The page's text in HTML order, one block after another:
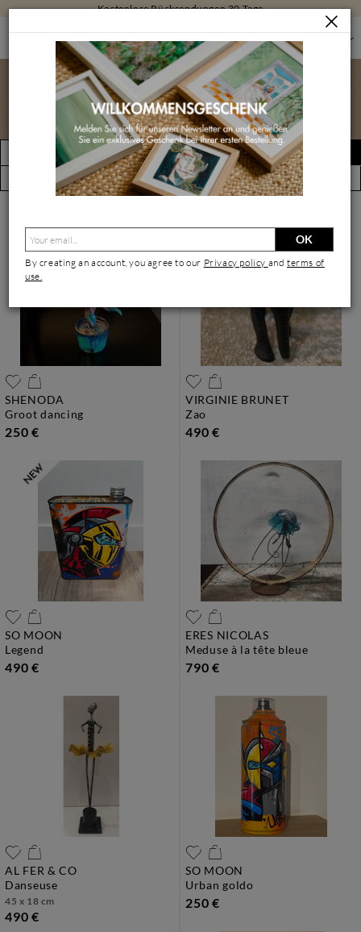
Kostenlose Rücksendungen 30 Tage
SKULPTUREN SKULPTUREN NACH GRÖSSE KLEINE SKULPTUREN
Kleine Skulpturen
FILTERN
(178 Kunstwerke)
Alert erstellen
Ansicht nach Künstler
SHENODA
groot dancing
250 €
VIRGINIE BRUNET
zao
490 €
SO MOON
legend
490 €
ERES NICOLAS
meduse à la tête bleue
790 €
AL FER & CO
danseuse
45 x 18 cm
490 €
SO MOON
urban goldo
250 €
OK
By creating an account, you agree to our Privacy policy andterms of
use.